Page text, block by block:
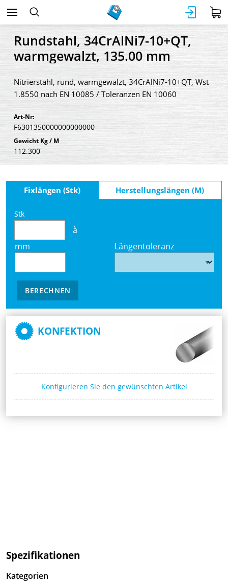
Rundstahl, 34CrAlNi7-10+QT,
warmgewalzt, 135.00 mm
Nitrierstahl, rund, warmgewalzt, 34CrAlNi7-10+QT, Wst
1.8550 nach EN 10085 / Toleranzen EN 10060
Art-Nr:
F6301350000000000000
Gewicht Kg / M
112.300
Fixlängen (Stk) Herstellungslängen (M)
Stk
à
mm
Längentoleranz
BERECHNEN
KONFEKTION
Konfigurieren Sie den gewünschten Artikel
Spezifikationen
Kategorien